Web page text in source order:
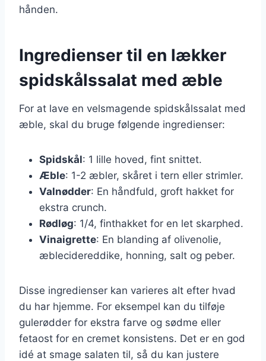
hånden.
Ingredienser til en lækker
spidskålssalat med æble
For at lave en velsmagende spidskålssalat med
æble, skal du bruge følgende ingredienser:
Spidskål: 1 lille hoved, fint snittet.
Æble: 1-2 æbler, skåret i tern eller strimler.
Valnødder: En håndfuld, groft hakket for
ekstra crunch.
Rødløg: 1/4, finthakket for en let skarphed.
Vinaigrette: En blanding af olivenolie,
æblecidereddike, honning, salt og peber.
Disse ingredienser kan varieres alt efter hvad
du har hjemme. For eksempel kan du tilføje
gulerødder for ekstra farve og sødme eller
fetaost for en cremet konsistens. Det er en god
idé at smage salaten til, så du kan justere